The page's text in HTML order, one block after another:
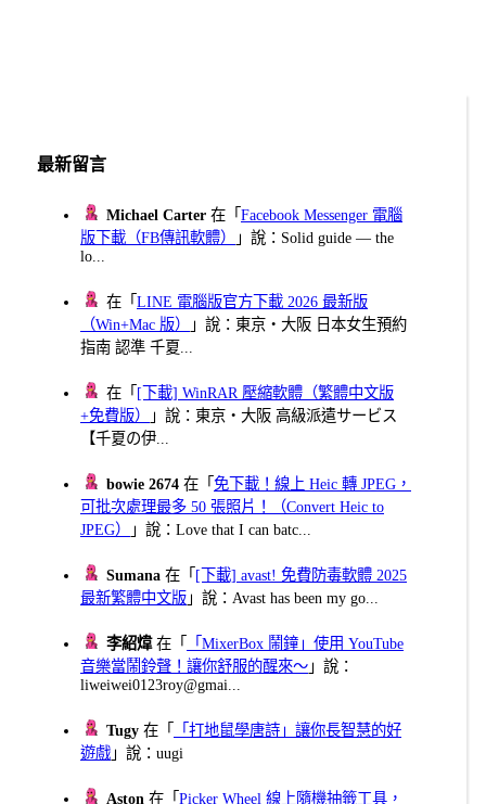
最新留言
Michael Carter 在「Facebook Messenger 電腦
版下載（FB傳訊軟體）
」說：Solid guide — the
lo...
在「LINE 電腦版官方下載 2026 最新版
（Win+Mac 版）
」說：東京・大阪 日本女生預約
指南 認準 千夏...
在「 [下載] WinRAR 壓縮軟體（繁體中文版
+免費版）
」說：東京・大阪 高級派遣サービス
【千夏の伊...
bowie 2674 在「免下載！線上 Heic 轉 JPEG，
可批次處理最多 50 張照片！（Convert Heic to
JPEG）
」說：Love that I can batc...
Sumana 在「 [下載] avast! 免費防毒軟體 2025
最新繁體中文版 」說：Avast has been my go...
李紹煒在「
「MixerBox 鬧鐘」使用 YouTube
音樂當鬧鈴聲！讓你舒服的醒來～ 」說：
liweiwei0123roy@gmai...
Tugy 在「
「打地鼠學唐詩」讓你長智慧的好
遊戲 」說：uugi
Aston 在「Picker Wheel 線上隨機抽籤工具，